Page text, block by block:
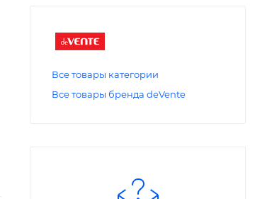
Все товары категории
Все товары бренда deVente